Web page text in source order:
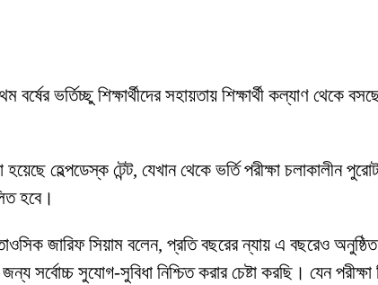
বর্ষের ভর্তিচ্ছু শিক্ষার্থীদের সহায়তায় শিক্ষার্থী কল্যাণ
হয়েছে হেল্পডেস্ক টেন্ট, যেখান থেকে ভর্তি পরীক্ষা
হবে।
জারিফ সিয়াম বলেন, প্রতি বছরের ন্যায় এ বছরেও অনুষ্ঠিত
সর্বোচ্চ সুযোগ-সুবিধা নিশ্চিত করার চেষ্টা করছি। যেন